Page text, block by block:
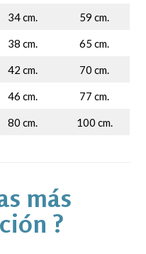
34 cm. 59 cm.
38 cm. 65 cm.
42 cm. 70 cm.
46 cm. 77 cm.
80 cm. 100 cm.
más
?